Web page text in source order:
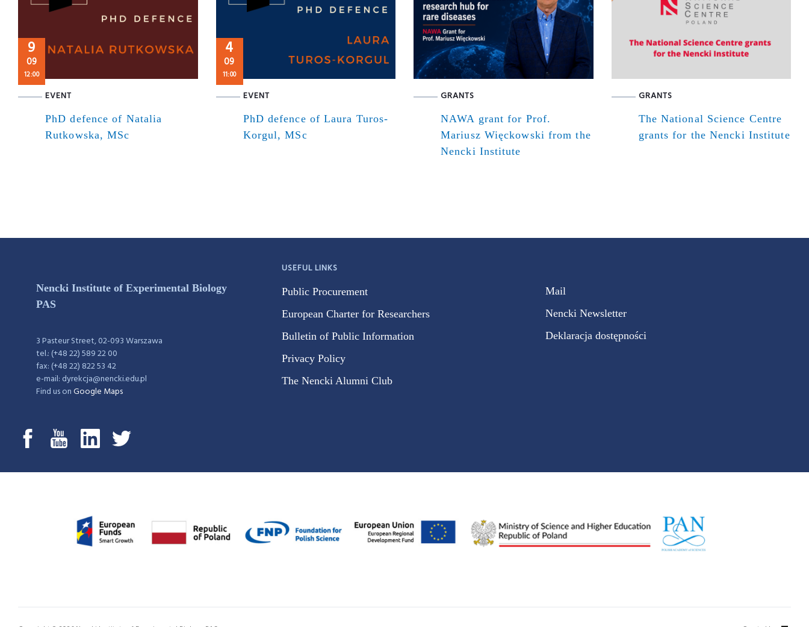
9
09
12:00
EVENT
PhD defence of Natalia
Rutkowska, MSc
4
09
11:00
EVENT
PhD defence of Laura Turos-
Korgul, MSc
GRANTS
NAWA grant for Prof.
Mariusz Więckowski from the
Nencki Institute
GRANTS
The National Science Centre
grants for the Nencki Institute
Nencki Institute of Experimental Biology
PAS
3 Pasteur Street, 02-093 Warszawa
tel.: (+48 22) 589 22 00
fax: (+48 22) 822 53 42
e-mail: dyrekcja@nencki.edu.pl
Find us onGoogle Maps
USEFUL LINKS
Public Procurement
European Charter for Researchers
Bulletin of Public Information
Privacy Policy
The Nencki Alumni Club
Mail
Nencki Newsletter
Deklaracja dostępności